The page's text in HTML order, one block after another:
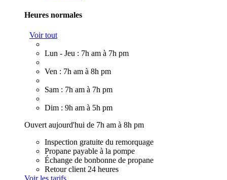
Heures normales
Voir tout
Lun - Jeu : 7h am à 7h pm
Ven : 7h am à 8h pm
Sam : 7h am à 7h pm
Dim : 9h am à 5h pm
Ouvert aujourd'hui de 7h am à 8h pm
Inspection gratuite du remorquage
Propane payable à la pompe
Échange de bonbonne de propane
Retour client 24 heures
Voir les tarifs